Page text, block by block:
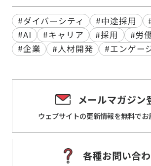
#ダイバーシティ #中途採用
#AI
#キャリア #採用
#労
#企業
#人材開発 #エンゲー
メールマガジン
ウェブサイトの更新情報を無料でお
各種お問い合